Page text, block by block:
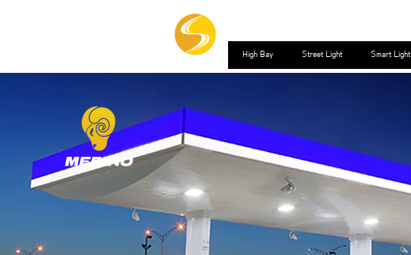
High Bay Street Light Smart Light